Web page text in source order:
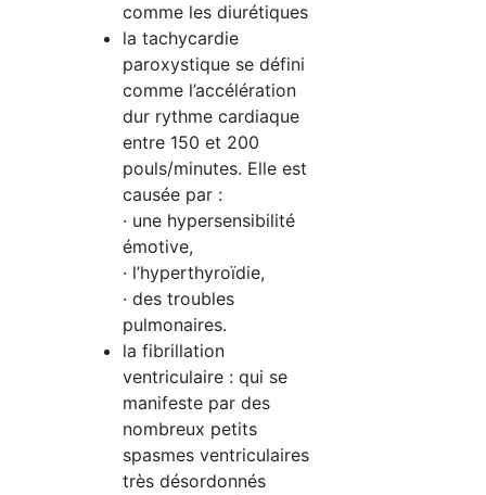
comme les diurétiques
la tachycardie
paroxystique se défini
comme l’accélération
dur rythme cardiaque
entre 150 et 200
pouls/minutes. Elle est
causée par :
· une hypersensibilité
émotive,
· l’hyperthyroïdie,
· des troubles
pulmonaires.
la fibrillation
ventriculaire : qui se
manifeste par des
nombreux petits
spasmes ventriculaires
très désordonnés